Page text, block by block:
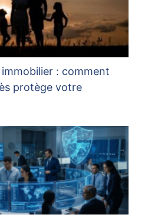
: comment
protège votre